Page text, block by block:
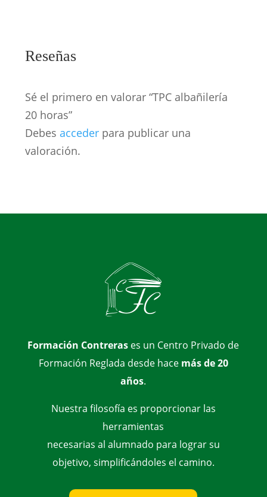
Reseñas
Sé el primero en valorar “TPC albañilería
20 horas”
Debes acceder para publicar una
valoración.
Formación Contreras es un Centro Privado de
Formación Reglada desde hace más de 20
años.
Nuestra filosofía es proporcionar las
herramientas
necesarias al alumnado para lograr su
objetivo, simplificándoles el camino.